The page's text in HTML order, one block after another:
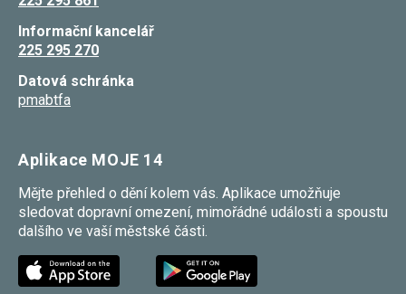
Informační kancelář
225 295 270
Datová schránka
pmabtfa
Aplikace MOJE 14
Mějte přehled o dění kolem vás. Aplikace umožňuje
sledovat dopravní omezení, mimořádné události a spoustu
dalšího ve vaší městské části.